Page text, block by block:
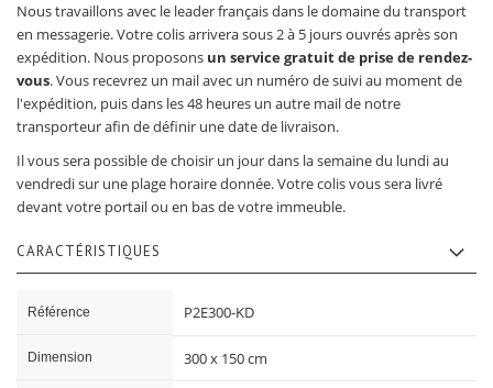
Nous travaillons avec le leader français dans le domaine du transport
en messagerie. Votre colis arrivera sous 2 à 5 jours ouvrés après son
expédition. Nous proposons un service gratuit de prise de rendez-
vous. Vous recevrez un mail avec un numéro de suivi au moment de
l'expédition, puis dans les 48 heures un autre mail de notre
transporteur afin de définir une date de livraison.
Il vous sera possible de choisir un jour dans la semaine du lundi au
vendredi sur une plage horaire donnée. Votre colis vous sera livré
devant votre portail ou en bas de votre immeuble.
CARACTÉRISTIQUES
Référence P2E300-KD
Dimension 300 x 150 cm